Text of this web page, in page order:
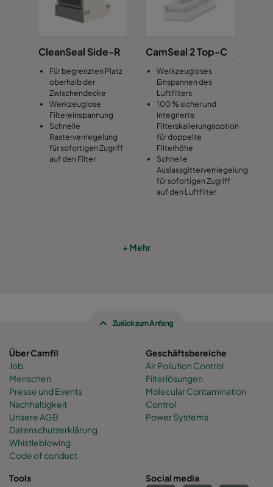
CleanSeal Side-R
Für begrenzten Platz
oberhalb der
Zwischendecke
Werkzeuglose
Filtereinspannung
Schnelle
Rasterverriegelung
für sofortigen Zugriff
auf den Filter
CamSeal 2 Top-C
Werkzeugloses
Einspannen des
Luftfilters
100 % sicher und
integrierte
Filterskalierungsoption
für doppelte
Filterhöhe
Schnelle
Auslassgitterverriegelung
für sofortigen Zugriff
auf den Luftfilter
+ Mehr
Zurück zum Anfang
Über Camfil
Job
Menschen
Presse und Events
Nachhaltigkeit
Unsere AGB
Datenschutzerklärung
Whistleblowing
Code of conduct
Geschäftsbereiche
Air Pollution Control
Filterlösungen
Molecular Contamination
Control
Power Systems
Tools
Social media